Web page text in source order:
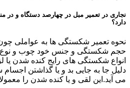
نجاری در تعمیر مبل در چهارصد دستگاه و در
دارد؟
نحوه تعمیر شکستگی ها به عواملی
حجم شکستگی و جنس خود چوب و نوع
انواع شکستگی های رایج کنده شدن یا
دلیل جا به جایی بد و یا گذاشتن
می آید.این لقی و یا کنده شدن را